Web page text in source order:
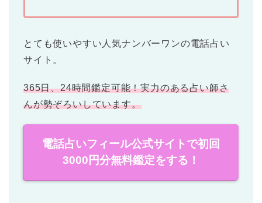
とても使いやすい人気ナンバーワンの電話占い
サイト。
365日、24時間鑑定可能！実力のある占い師さ
んが勢ぞろいしています。
電話占いフィール公式サイトで初回
3000円分無料鑑定をする！